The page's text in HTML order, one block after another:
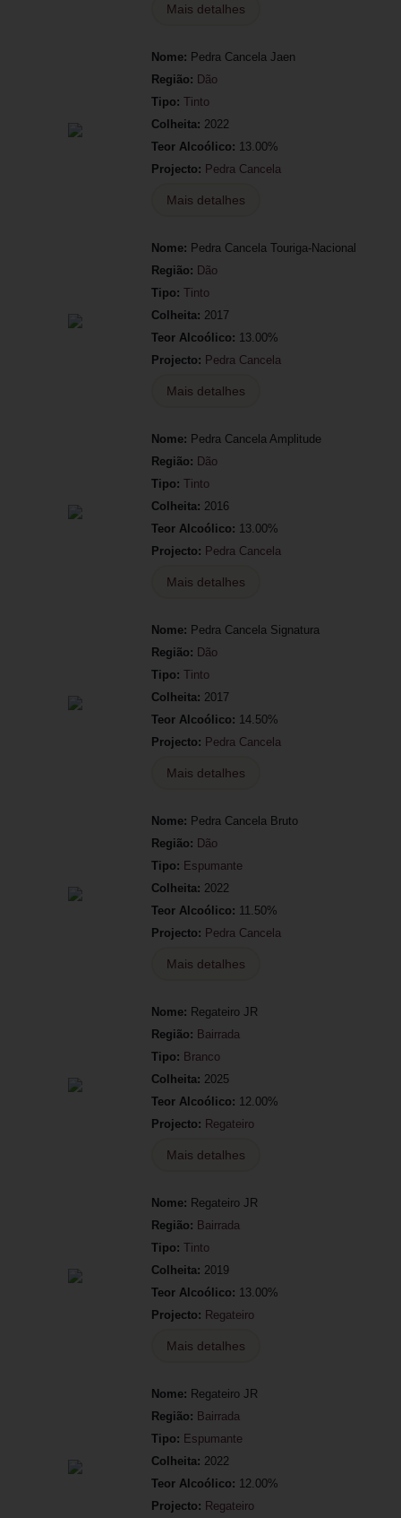
Mais detalhes
Nome: Pedra Cancela Jaen
Região: Dão
Tipo: Tinto
Colheita: 2022
Teor Alcoólico: 13.00%
Projecto: Pedra Cancela
Mais detalhes
Nome: Pedra Cancela Touriga-Nacional
Região: Dão
Tipo: Tinto
Colheita: 2017
Teor Alcoólico: 13.00%
Projecto: Pedra Cancela
Mais detalhes
Nome: Pedra Cancela Amplitude
Região: Dão
Tipo: Tinto
Colheita: 2016
Teor Alcoólico: 13.00%
Projecto: Pedra Cancela
Mais detalhes
Nome: Pedra Cancela Signatura
Região: Dão
Tipo: Tinto
Colheita: 2017
Teor Alcoólico: 14.50%
Projecto: Pedra Cancela
Mais detalhes
Nome: Pedra Cancela Bruto
Região: Dão
Tipo: Espumante
Colheita: 2022
Teor Alcoólico: 11.50%
Projecto: Pedra Cancela
Mais detalhes
Nome: Regateiro JR
Região: Bairrada
Tipo: Branco
Colheita: 2025
Teor Alcoólico: 12.00%
Projecto: Regateiro
Mais detalhes
Nome: Regateiro JR
Região: Bairrada
Tipo: Tinto
Colheita: 2019
Teor Alcoólico: 13.00%
Projecto: Regateiro
Mais detalhes
Nome: Regateiro JR
Região: Bairrada
Tipo: Espumante
Colheita: 2022
Teor Alcoólico: 12.00%
Projecto: Regateiro